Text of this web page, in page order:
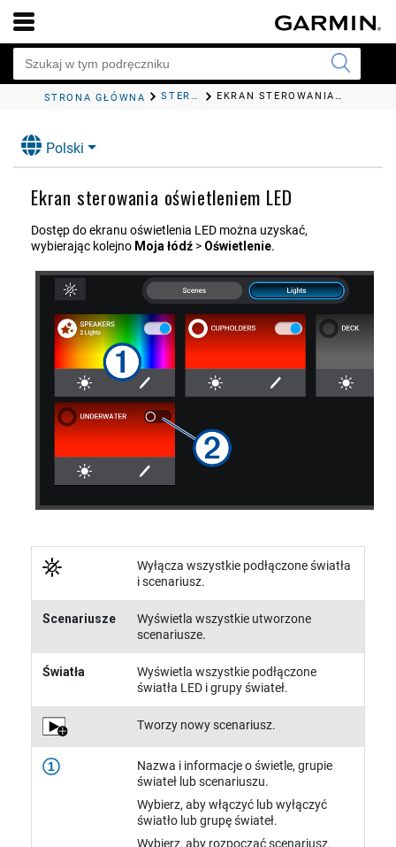
STRONA GŁÓWNA STEROWANIE OŚWIETLENIEM LED EKRAN STEROWANIA OŚWIETLENIEM LED
Polski
Ekran sterowania oświetleniem LED
Dostęp do ekranu oświetlenia LED można uzyskać,
wybierając kolejno Moja łódź > Oświetlenie.
Wyłącza wszystkie podłączone światła
i scenariusz.
Scenariusze
Wyświetla wszystkie utworzone
scenariusze.
Światła
Wyświetla wszystkie podłączone
światła LED i grupy świateł.
Tworzy nowy scenariusz.
1
Nazwa i informacje o świetle, grupie
świateł lub scenariuszu.
Wybierz, aby włączyć lub wyłączyć
światło lub grupę świateł.
Wybierz, aby rozpocząć scenariusz.